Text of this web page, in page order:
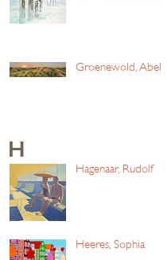
Groenewold, Abel
H
Hagenaar, Rudolf
Heeres, Sophia